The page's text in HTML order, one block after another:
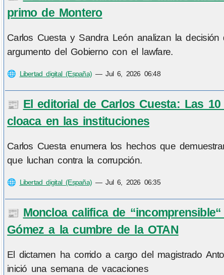
primo de Montero
Carlos Cuesta y Sandra León analizan la
argumento del Gobierno con el lawfare.
🌐 Libertad digital (España) —Jul 6, 2026 06:48
📰 El editorial de Carlos Cuesta: Las
cloaca en las instituciones
Carlos Cuesta enumera los hechos que
que luchan contra la corrupción.
🌐 Libertad digital (España) —Jul 6, 2026 06:35
📰 Moncloa califica de
Gómez a la cumbre de la OTAN
El dictamen ha corrido a cargo del magistrado
inició una semana de vacaciones